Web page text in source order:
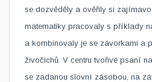
se dozvěděly a ověřily si
matematiky pracovaly s příklady
a kombinovaly je se závorkami a
živočichů. V centru tvořivé psaní
se zadanou slovní zásobou, na